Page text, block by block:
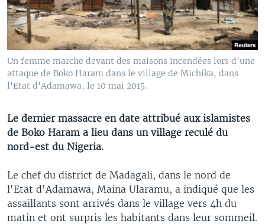
Un femme marche devant des maisons incendées lors d'une
attaque de Boko Haram dans le village de Michika, dans
l'Etat d'Adamawa, le 10 mai 2015.
Le dernier massacre en date attribué aux islamistes
de Boko Haram a lieu dans un village reculé du
nord-est du Nigeria.
Le chef du district de Madagali, dans le nord de
l'Etat d'Adamawa, Maina Ularamu, a indiqué que les
assaillants sont arrivés dans le village vers 4h du
matin et ont surpris les habitants dans leur sommeil.